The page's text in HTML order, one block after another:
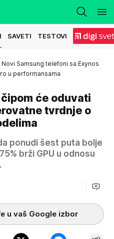
SAVETI TESTOVI
Novi Samsung telefoni sa Exynos
u performansama
će oduvati
tvrdnje o
ponudi šest puta bolje
brži GPU u odnosu
u vaš Google izbor